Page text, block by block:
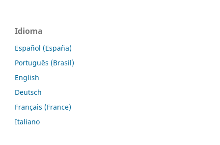
Idioma
Español (España)
Português (Brasil)
English
Deutsch
Français (France)
Italiano